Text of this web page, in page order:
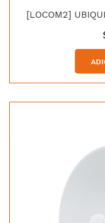
[LOCOM2]